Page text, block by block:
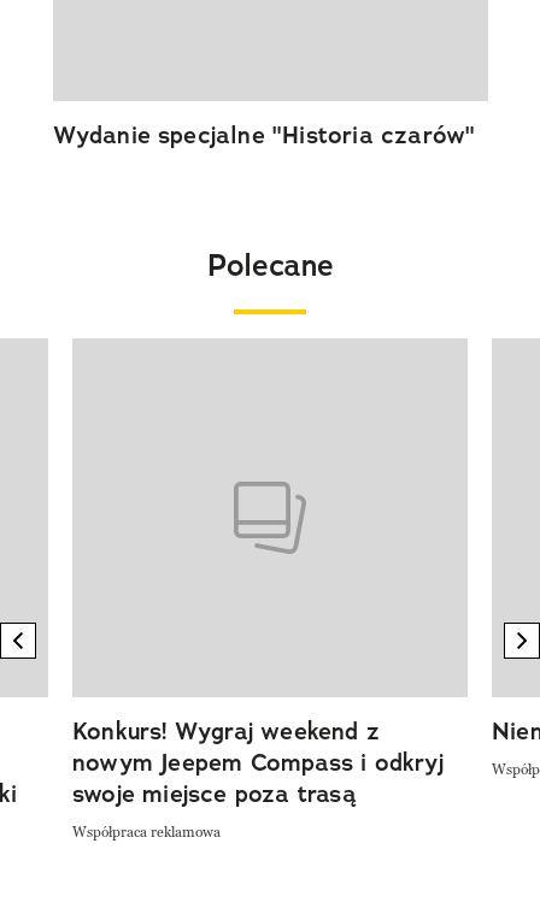
Wydanie specjalne "Historia czarów"
Polecane
previous element
Konkurs! Wygraj weekend z
nowym Jeepem Compass i odkryj
swoje miejsce poza trasą
Współpraca reklamowa